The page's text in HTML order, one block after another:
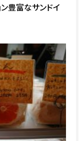
豊富なサンドイ